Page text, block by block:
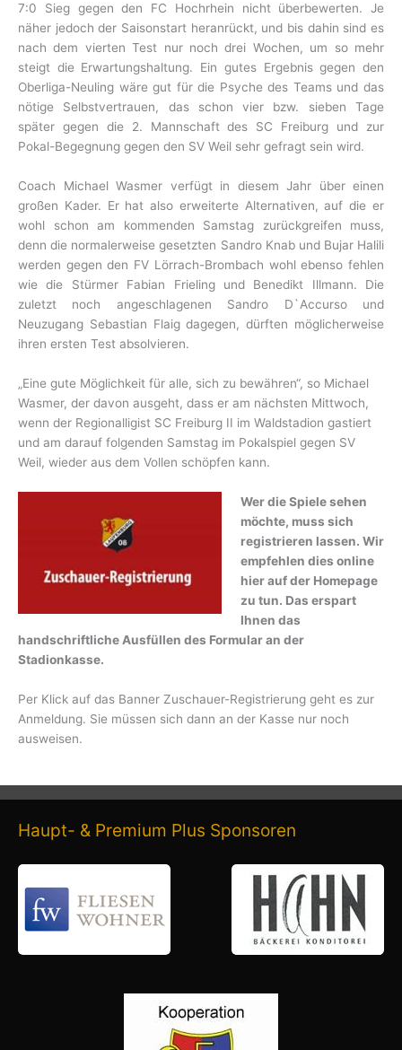
7:0 Sieg gegen den FC Hochrhein nicht überbewerten. Je
näher jedoch der Saisonstart heranrückt, und bis dahin sind es
nach dem vierten Test nur noch drei Wochen, um so mehr
steigt die Erwartungshaltung. Ein gutes Ergebnis gegen den
Oberliga-Neuling wäre gut für die Psyche des Teams und das
nötige Selbstvertrauen, das schon vier bzw. sieben Tage
später gegen die 2. Mannschaft des SC Freiburg und zur
Pokal-Begegnung gegen den SV Weil sehr gefragt sein wird.
Coach Michael Wasmer verfügt in diesem Jahr über einen
großen Kader. Er hat also erweiterte Alternativen, auf die er
wohl schon am kommenden Samstag zurückgreifen muss,
denn die normalerweise gesetzten Sandro Knab und Bujar Halili
werden gegen den FV Lörrach-Brombach wohl ebenso fehlen
wie die Stürmer Fabian Frieling und Benedikt Illmann. Die
zuletzt noch angeschlagenen Sandro D`Accurso und
Neuzugang Sebastian Flaig dagegen, dürften möglicherweise
ihren ersten Test absolvieren.
„Eine gute Möglichkeit für alle, sich zu bewähren“, so Michael
Wasmer, der davon ausgeht, dass er am nächsten Mittwoch,
wenn der Regionalligist SC Freiburg II im Waldstadion gastiert
und am darauf folgenden Samstag im Pokalspiel gegen SV
Weil, wieder aus dem Vollen schöpfen kann.
Wer die Spiele sehen
möchte, muss sich
registrieren lassen. Wir
empfehlen dies online
hier auf der Homepage
zu tun. Das erspart
Ihnen das
handschriftliche Ausfüllen des Formular an der
Stadionkasse.
Per Klick auf das Banner Zuschauer-Registrierung geht es zur
Anmeldung. Sie müssen sich dann an der Kasse nur noch
ausweisen.
Haupt- & Premium Plus Sponsoren